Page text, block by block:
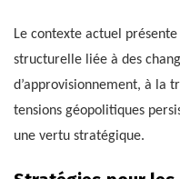
Le contexte actuel
structurelle liée à des
d’approvisionnement, à la
tensions géopolitiques
une vertu stratégique.